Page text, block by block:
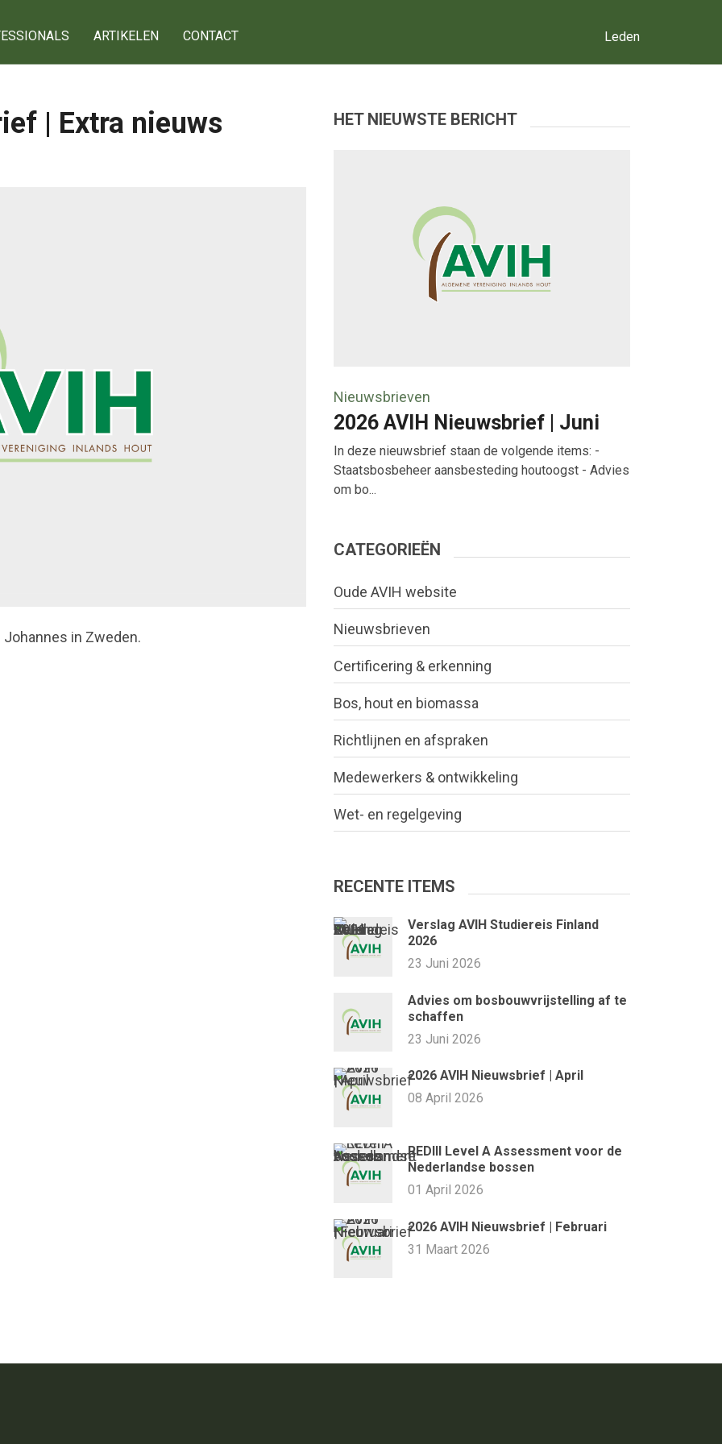
ARTIKELEN CONTACT Leden
| Extra nieuws
in Zweden.
HET NIEUWSTE BERICHT
Nieuwsbrieven
2026 AVIH Nieuwsbrief | Juni
In deze nieuwsbrief staan de volgende items: -
Staatsbosbeheer aansbesteding houtoogst - Advies
om bo...
CATEGORIEËN
Oude AVIH website
Nieuwsbrieven
Certificering & erkenning
Bos, hout en biomassa
Richtlijnen en afspraken
Medewerkers & ontwikkeling
Wet- en regelgeving
RECENTE ITEMS
Verslag AVIH Studiereis Finland
2026
23 Juni 2026
Advies om bosbouwvrijstelling af te
schaffen
23 Juni 2026
2026 AVIH Nieuwsbrief | April
08 April 2026
REDIII Level A Assessment voor de
Nederlandse bossen
01 April 2026
2026 AVIH Nieuwsbrief | Februari
31 Maart 2026